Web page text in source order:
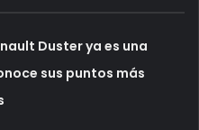
Duster ya es una
sus puntos más